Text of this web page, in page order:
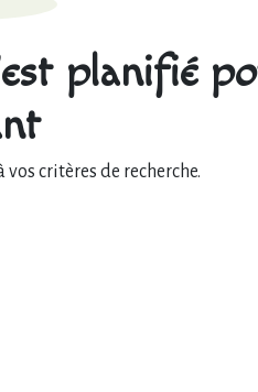
planifié
critères de recherche.